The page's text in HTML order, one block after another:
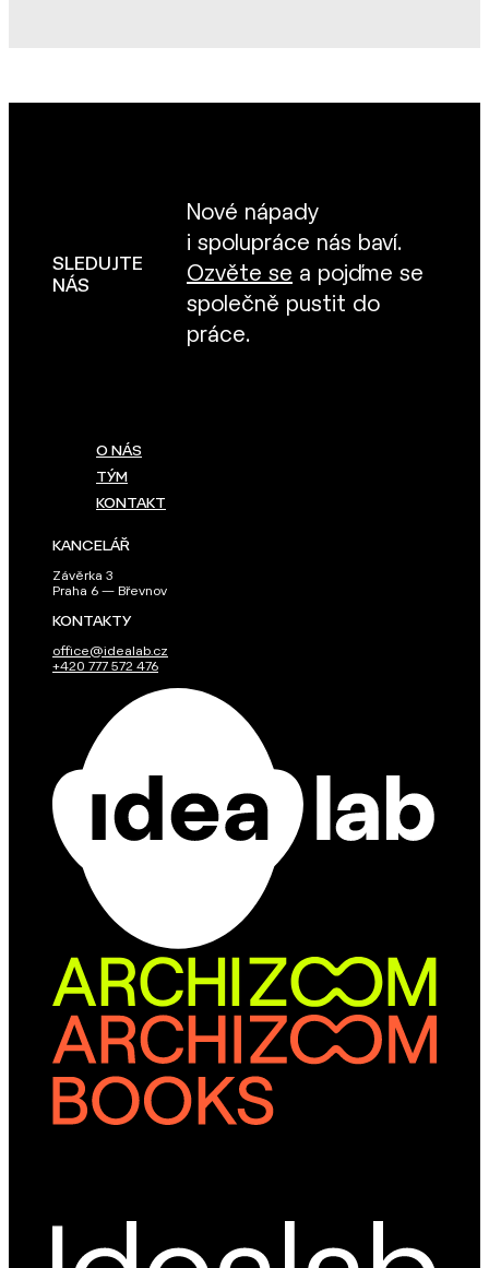
SLEDUJTE
NÁS
Nové nápady
i spolupráce nás baví.
Ozvěte se a pojďme se
společně pustit do
práce.
O NÁS
TÝM
KONTAKT
KANCELÁŘ
Závěrka 3
Praha 6 — Břevnov
KONTAKTY
office@idealab.cz
+420 777 572 476